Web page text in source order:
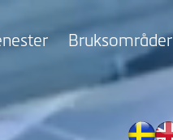
Bruksområder